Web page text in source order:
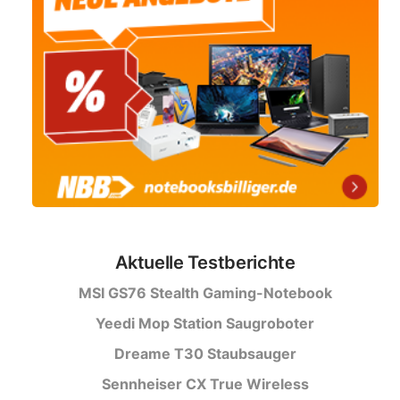
Aktuelle Testberichte
MSI GS76 Stealth Gaming-Notebook
Yeedi Mop Station Saugroboter
Dreame T30 Staubsauger
Sennheiser CX True Wireless